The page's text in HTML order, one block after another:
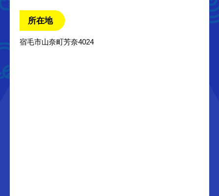
所在地
宿毛市山奈町芳奈4024